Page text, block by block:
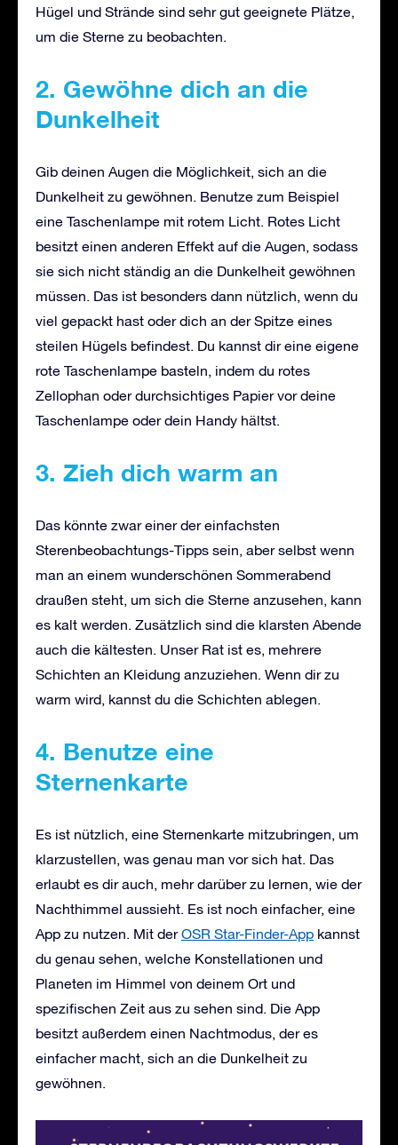
Hügel und Strände sind sehr gut geeignete Plätze,
um die Sterne zu beobachten.
2. Gewöhne dich an die
Dunkelheit
Gib deinen Augen die Möglichkeit, sich an die
Dunkelheit zu gewöhnen. Benutze zum Beispiel
eine Taschenlampe mit rotem Licht. Rotes Licht
besitzt einen anderen Effekt auf die Augen, sodass
sie sich nicht ständig an die Dunkelheit gewöhnen
müssen. Das ist besonders dann nützlich, wenn du
viel gepackt hast oder dich an der Spitze eines
steilen Hügels befindest. Du kannst dir eine eigene
rote Taschenlampe basteln, indem du rotes
Zellophan oder durchsichtiges Papier vor deine
Taschenlampe oder dein Handy hältst.
3. Zieh dich warm an
Das könnte zwar einer der einfachsten
Sterenbeobachtungs-Tipps sein, aber selbst wenn
man an einem wunderschönen Sommerabend
draußen steht, um sich die Sterne anzusehen, kann
es kalt werden. Zusätzlich sind die klarsten Abende
auch die kältesten. Unser Rat ist es, mehrere
Schichten an Kleidung anzuziehen. Wenn dir zu
warm wird, kannst du die Schichten ablegen.
4. Benutze eine
Sternenkarte
Es ist nützlich, eine Sternenkarte mitzubringen, um
klarzustellen, was genau man vor sich hat. Das
erlaubt es dir auch, mehr darüber zu lernen, wie der
Nachthimmel aussieht. Es ist noch einfacher, eine
App zu nutzen. Mit derOSR Star-Finder-App kannst
du genau sehen, welche Konstellationen und
Planeten im Himmel von deinem Ort und
spezifischen Zeit aus zu sehen sind. Die App
besitzt außerdem einen Nachtmodus, der es
einfacher macht, sich an die Dunkelheit zu
gewöhnen.